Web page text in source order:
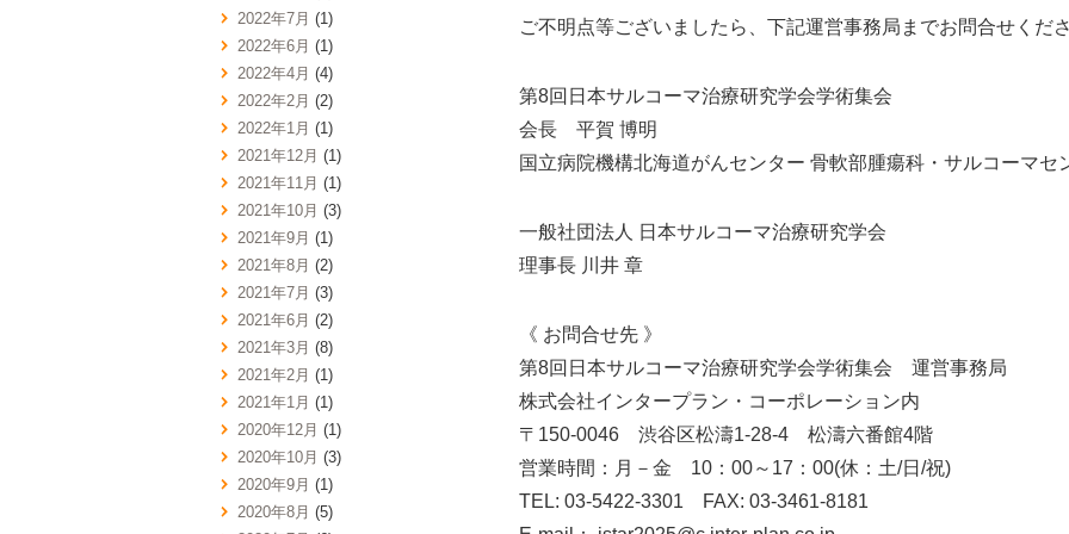
ご不明点等ございましたら、下記運営事務局までお問合せくださ
第8回日本サルコーマ治療研究学会学術集会
会長 平賀 博明
国立病院機構北海道がんセンター 骨軟部腫瘍科・サルコーマセ
一般社団法人 日本サルコーマ治療研究学会
理事長 川井 章
《 お問合せ先 》
第8回日本サルコーマ治療研究学会学術集会 運営事務局
株式会社インタープラン・コーポレーション内
〒150-0046 渋谷区松濤1-28-4 松濤六番館4階
営業時間：月－金 10：00～17：00(休：土/日/祝)
TEL: 03-5422-3301 FAX: 03-3461-8181
2022年7月 (1)
2022年6月 (1)
2022年4月 (4)
2022年2月 (2)
2022年1月 (1)
2021年12月 (1)
2021年11月 (1)
2021年10月 (3)
2021年9月 (1)
2021年8月 (2)
2021年7月 (3)
2021年6月 (2)
2021年3月 (8)
2021年2月 (1)
2021年1月 (1)
2020年12月 (1)
2020年10月 (3)
2020年9月 (1)
2020年8月 (5)